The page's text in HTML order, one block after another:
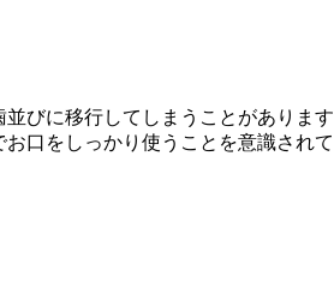
びに移行してしまうことがありま
口をしっかり使うことを意識され